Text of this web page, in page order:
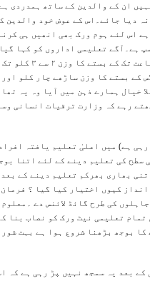
ان کے والدین کے ساتھ ہمدردی
دیا جائے۔اس کے عوض خود والدین
اس لئے ہوم ورک بھی انھیں ہی
ہے۔آگے تعلیمی اداروں کو کہا
بستے کا وزن ڈیڑھ کلو
کے بستے کا وزن ساڑھے چار کلو
خیال ہمارے ذہن میں آیا وہ یہ
رہے کہ وزارت ترقیات انسانی
ہے) میں اعلیٰ تعلیم یافتہ
کی تعلیم دینے کے لئے اتنا
بھاری بھرکم تعلیم دینے کے
کیوں اختیار کیا گیا ؟
بوجھ بڑھنا شروع ہوا ہے بہت
بعد یہ سمجھ نہیں پڑ رہی ہے کہ